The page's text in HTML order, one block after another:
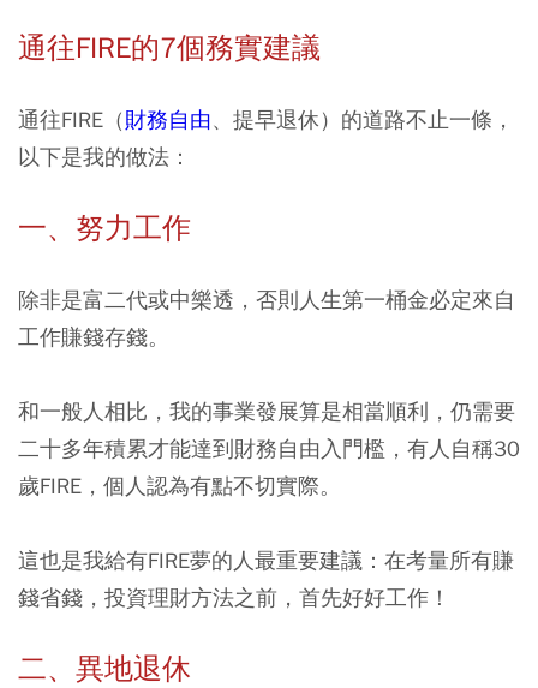
通往FIRE的7個務實建議
通往FIRE（財務自由、提早退休）的道路不止一條，
以下是我的做法：
一、努力工作
除非是富二代或中樂透，否則人生第一桶金必定來自
工作賺錢存錢。
和一般人相比，我的事業發展算是相當順利，仍需要
二十多年積累才能達到財務自由入門檻，有人自稱30
歲FIRE，個人認為有點不切實際。
這也是我給有FIRE夢的人最重要建議： 在考量所有賺
錢省錢，投資理財方法之前，首先好好工作！
二、異地退休